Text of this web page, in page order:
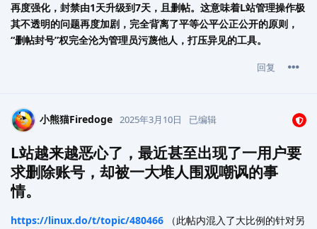
再度强化，封禁由1天升级到7天，且删帖。这意味着L站管理操作极
其不透明的问题再度加剧，完全背离了平等公平公正公开的原则，
“删帖封号”权完全沦为管理员污蔑他人，打压异见的工具。
回复
小熊猫Firedoge 2025年3月10日 已编辑
L站越来越恶心了，最近甚至出现了一用户要
求删除账号，却被一大堆人围观嘲讽的事
情。
https://linux.do/t/topic/480466 （此帖内混入了大比例的针对另